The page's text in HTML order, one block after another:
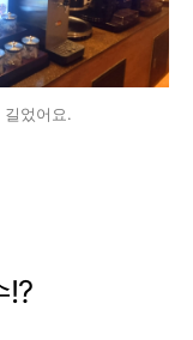
었어요.